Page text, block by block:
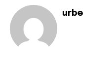
urbe